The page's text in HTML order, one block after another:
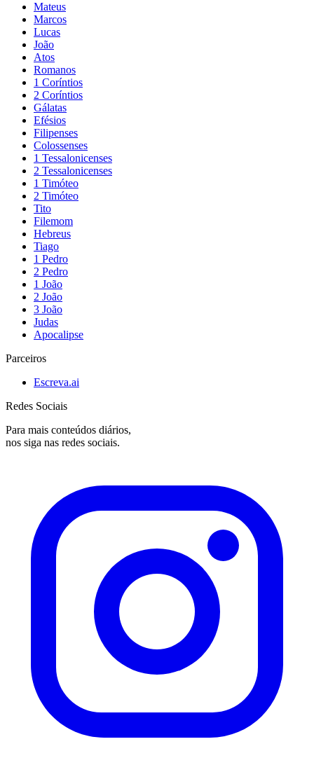
Mateus
Marcos
Lucas
João
Atos
Romanos
1 Coríntios
2 Coríntios
Gálatas
Efésios
Filipenses
Colossenses
1 Tessalonicenses
2 Tessalonicenses
1 Timóteo
2 Timóteo
Tito
Filemom
Hebreus
Tiago
1 Pedro
2 Pedro
1 João
2 João
3 João
Judas
Apocalipse
Parceiros
Escreva.ai
Redes Sociais
Para mais conteúdos diários,
nos siga nas redes sociais.